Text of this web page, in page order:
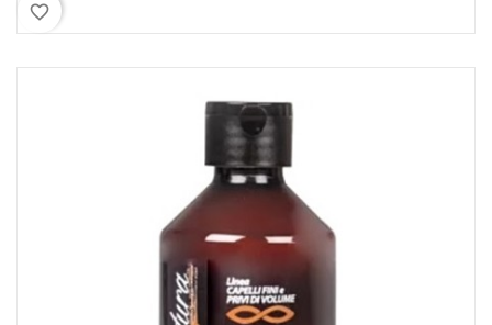
favorite_border